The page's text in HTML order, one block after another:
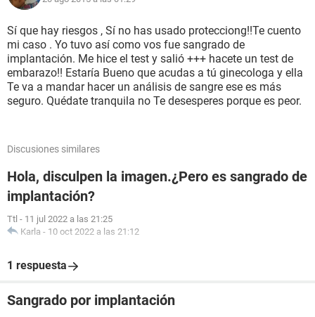
Sí que hay riesgos , Sí no has usado protecciong!!Te cuento
mi caso . Yo tuvo así como vos fue sangrado de
implantación. Me hice el test y salió +++ hacete un test de
embarazo!! Estaría Bueno que acudas a tú ginecologa y ella
Te va a mandar hacer un análisis de sangre ese es más
seguro. Quédate tranquila no Te desesperes porque es peor.
Discusiones similares
Hola, disculpen la imagen.¿Pero es sangrado de
implantación?
Ttl - 11 jul 2022 a las 21:25
Karla - 10 oct 2022 a las 21:12
1 respuesta
Sangrado por implantación